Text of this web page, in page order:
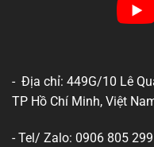
- Địa chỉ: 449G/10 Lê
TP Hồ Chí Minh, Việt
- Tel/ Zalo: 0906 805 299